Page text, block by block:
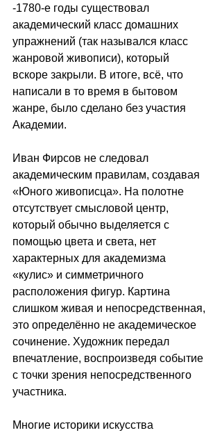
-1780-е годы существовал
академический класс домашних
упражнений (так назывался класс
жанровой живописи), который
вскоре закрыли. В итоге, всё, что
написали в то время в бытовом
жанре, было сделано без участия
Академии.
Иван Фирсов не следовал
академическим правилам, создавая
«Юного живописца». На полотне
отсутствует смысловой центр,
который обычно выделяется с
помощью цвета и света, нет
характерных для академизма
«кулис» и симметричного
расположения фигур. Картина
слишком живая и непосредственная,
это определённо не академическое
сочинение. Художник передал
впечатление, воспроизведя событие
с точки зрения непосредственного
участника.
Многие историки искусства